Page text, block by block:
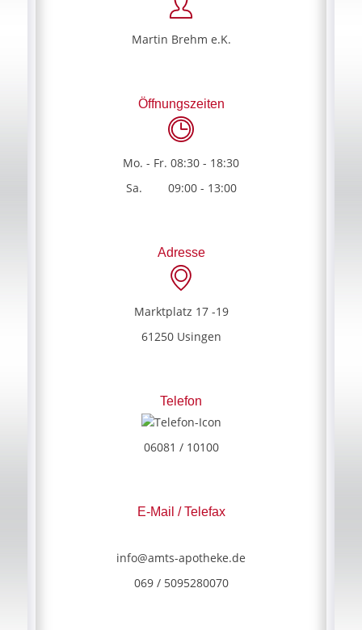
Martin Brehm e.K.
Öffnungszeiten
Mo. - Fr. 08:30 - 18:30
Sa. 09:00 - 13:00
Adresse
Marktplatz 17 -19
61250 Usingen
Telefon
06081 / 10100
E-Mail / Telefax
info@amts-apotheke.de
069 / 5095280070